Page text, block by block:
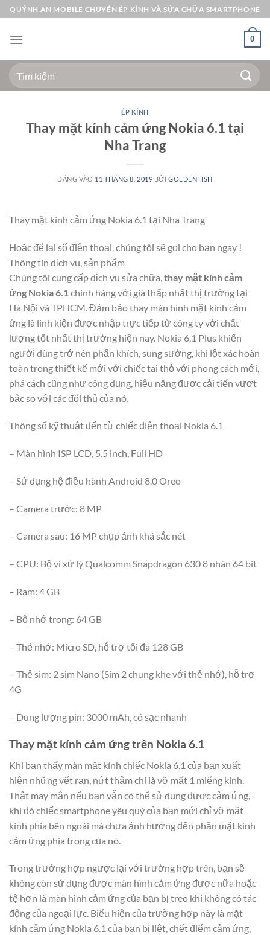
Bỏ
qua
nội
QUỲNH AN MOBILE CHUYÊN ÉP KÍNH VÀ SỬA CHỮA SMARTPHONE
0
Tìm
kiếm:
ÉP KÍNH
Thay mặt kính cảm ứng Nokia 6.1 tại
Nha Trang
ĐĂNG VÀO 11 THÁNG 8, 2019 BỞIGOLDENFISH
Thay mặt kính cảm ứng Nokia 6.1 tại Nha Trang
Hoặc để lại số điện thoại, chúng tôi sẽ gọi cho bạn ngay !
Thông tin dịch vụ, sản phẩm
Chúng tôi cung cấp dịch vụ sửa chữa, thay mặt kính cảm
ứng Nokia 6.1 chính hãng với giá thấp nhất thị trường tại
Hà Nội và TPHCM. Đảm bảo thay màn hình mặt kính cảm
ứng là linh kiện được nhập trực tiếp từ công ty với chất
lượng tốt nhất thị trường hiện nay. Nokia 6.1 Plus khiến
người dùng trở nên phấn khích, sung sướng, khi lột xác hoàn
toàn trong thiết kế mới với chiếc tai thỏ với phong cách mới,
phá cách cũng như công dụng, hiệu năng được cải tiến vượt
bậc so với các đối thủ của nó.
Thông số kỹ thuật đến từ chiếc điện thoại Nokia 6.1
– Màn hình ISP LCD, 5.5 inch, Full HD
– Sử dụng hệ điều hành Android 8.0 Oreo
– Camera trước: 8 MP
– Camera sau: 16 MP chụp ảnh khá sắc nét
– CPU: Bộ vi xử lý Qualcomm Snapdragon 630 8 nhân 64 bit
– Ram: 4 GB
– Bộ nhớ trong: 64 GB
– Thẻ nhớ: Micro SD, hỗ trợ tối đa 128 GB
– Thẻ sim: 2 sim Nano (Sim 2 chung khe với thẻ nhớ), hỗ trợ
4G
– Dung lượng pin: 3000 mAh, có sạc nhanh
Thay mặt kính cảm ứng trên Nokia 6.1
Khi bạn thấy màn mặt kính chiếc Nokia 6.1 của bạn xuất
hiện những vết rạn, nứt thậm chí là vỡ mất 1 miếng kính.
Thật may mắn nếu bạn vẫn có thể sử dụng được cảm ứng,
khi đó chiếc smartphone yêu quý của bạn mới chỉ vỡ mặt
kính phía bên ngoài mà chưa ảnh hưởng đến phần mặt kính
cảm ứng phía trong của nó.
Trong trường hợp ngược lại với trường hợp trên, bạn sẽ
không còn sử dụng được màn hình cảm ứng được nữa hoặc
tệ hơn là màn hình cảm ứng của bạn bị treo khi không có tác
động của ngoại lực. Biểu hiện của trường hợp này là mặt
kính cảm ứng Nokia 6.1 của bạn bị liệt, chết điểm cảm ứng,